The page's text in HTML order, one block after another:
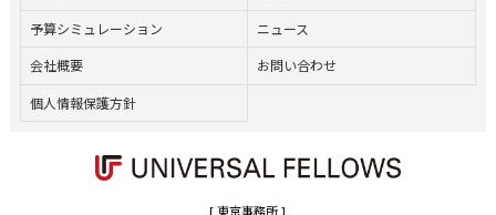
予算シミュレーション
ニュース
会社概要
お問い合わせ
個人情報保護方針
[ 東京事務所 ]